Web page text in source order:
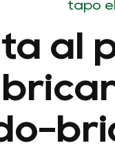
tapó
al